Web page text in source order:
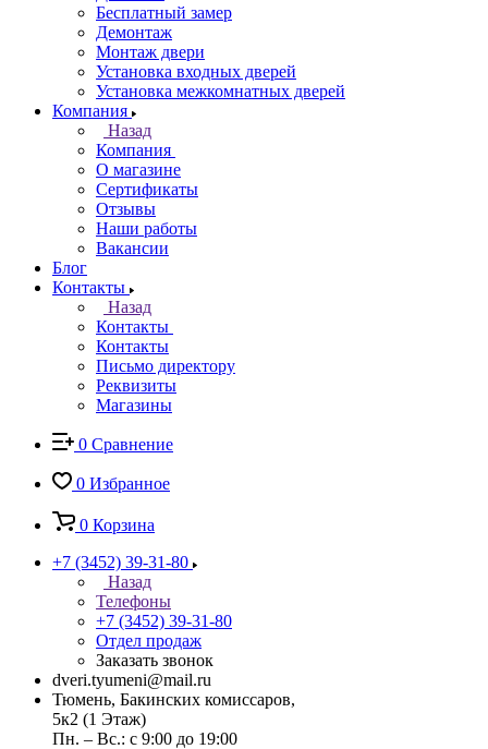
Бесплатный замер
Демонтаж
Монтаж двери
Установка входных дверей
Установка межкомнатных дверей
Компания
Назад
Компания
О магазине
Сертификаты
Отзывы
Наши работы
Вакансии
Блог
Контакты
Назад
Контакты
Контакты
Письмо директору
Реквизиты
Магазины
0 Сравнение
0 Избранное
0 Корзина
+7 (3452) 39-31-80
Назад
Телефоны
+7 (3452) 39-31-80
Отдел продаж
Заказать звонок
dveri.tyumeni@mail.ru
Тюмень, Бакинских комиссаров,
5к2 (1 Этаж)
Пн. – Вс.: с 9:00 до 19:00